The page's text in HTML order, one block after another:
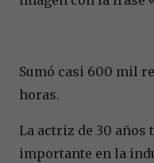
Sumó casi 600 mil
horas.
La actriz de 30 años
importante en la